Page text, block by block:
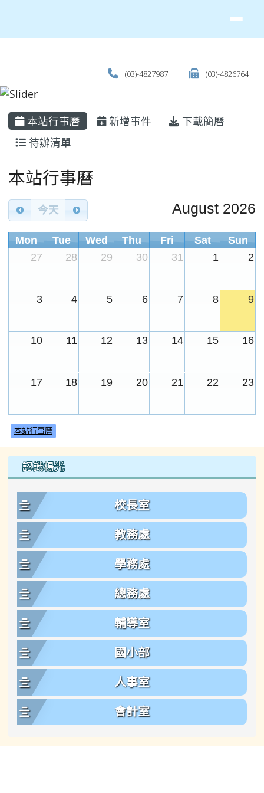
(03)-4827987 (03)-4826764
主內容區域
本站行事曆 新增事件
下載簡曆
待辦清單
Calendar
本站行事曆
今天 August 2026
Mon Tue Wed Thu Fri Sat
Sun
27
28 29 30 31 1 2
3 4 5 6 7 8 9
10 11 12 13 14 15 16
17 18 19 20 21 22 23
24
31
本站行事曆
左邊區域內容
認識楊光
校長室
教務處
學務處
總務處
輔導室
國小部
人事室
會計室